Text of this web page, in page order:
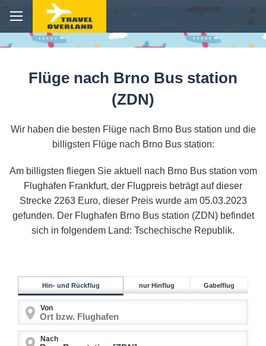
Flüge nach Brno Bus station
(ZDN)
Wir haben die besten Flüge nach Brno Bus station und die
billigsten Flüge nach Brno Bus station:
Am billigsten fliegen Sie aktuell nach Brno Bus station vom
Flughafen Frankfurt, der Flugpreis beträgt auf dieser
Strecke 2263 Euro, dieser Preis wurde am 05.03.2023
gefunden. Der Flughafen Brno Bus station (ZDN) befindet
sich in folgendem Land: Tschechische Republik.
Hin- und Rückflug nur Hinflug Gabelflug
Von
Nach